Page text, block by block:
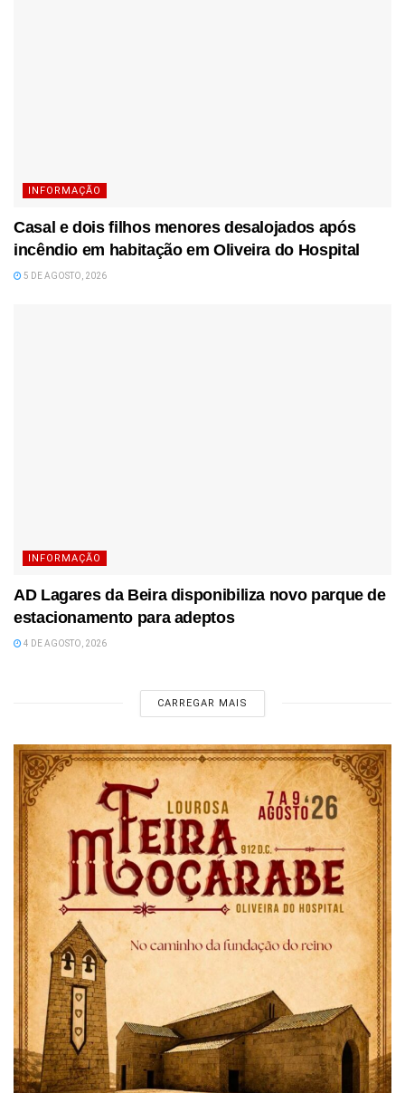
INFORMAÇÃO
Casal e dois filhos menores desalojados após
incêndio em habitação em Oliveira do Hospital
5 DE AGOSTO, 2026
INFORMAÇÃO
AD Lagares da Beira disponibiliza novo parque de
estacionamento para adeptos
4 DE AGOSTO, 2026
CARREGAR MAIS